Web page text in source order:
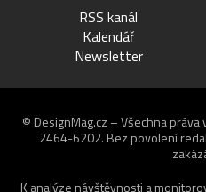
RSS kanál
Kalendář
Newsletter
© DesignMag.cz – Všechna
2464-6202. Bez povolení
K analýze návštěvnosti a